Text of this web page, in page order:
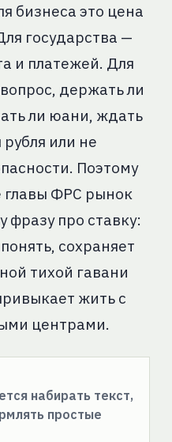
бизнеса это цена
государства —
и платежей. Для
держать ли
ли юани, ждать
или не
Поэтому
главы ФРС рынок
фразу про ставку:
сохраняет
тихой гавани
жить с
центрами.
набирать текст,
простые